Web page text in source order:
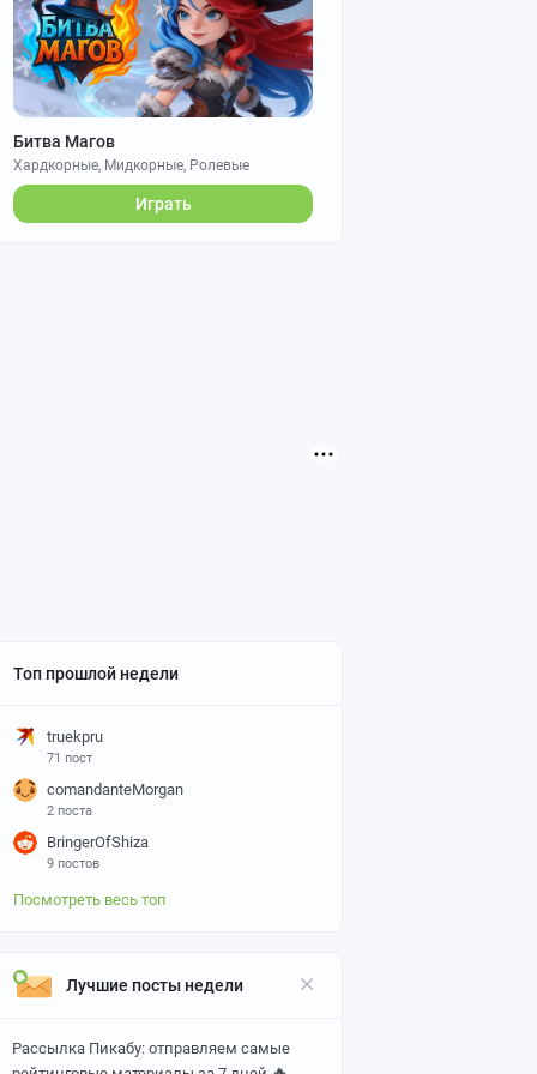
Битва Магов
Хардкорные, Мидкорные, Ролевые
Играть
Топ прошлой недели
truekpru
71 пост
comandanteMorgan
2 поста
BringerOfShiza
9 постов
Посмотреть весь топ
Лучшие посты недели
Рассылка Пикабу: отправляем самые